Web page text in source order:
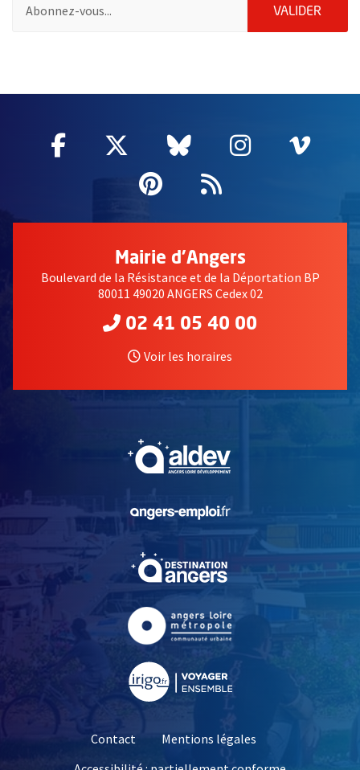
VALIDER
Facebook
, Ouvre une nouvelle fenêtre
Twitter
, Ouvre une nouvelle
Bluesky
, Ouvre une
Instagram
, Ouvre
,
Pinterest
, Ouvre une
Flux RSS
Mairie d'Angers
Boulevard de la Résistance et de la Déportation BP
80011 49020 ANGERS Cedex 02
02 41 05 40 00
Voir les horaires
, Ouvre une nouvelle
, Ouvre une nouvelle
Contact
Mentions légales